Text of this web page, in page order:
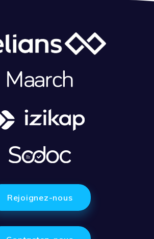
Rejoignez-nous